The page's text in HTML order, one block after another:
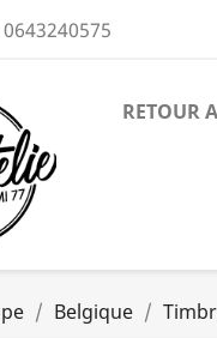
0643240575
RETOUR
Belgique